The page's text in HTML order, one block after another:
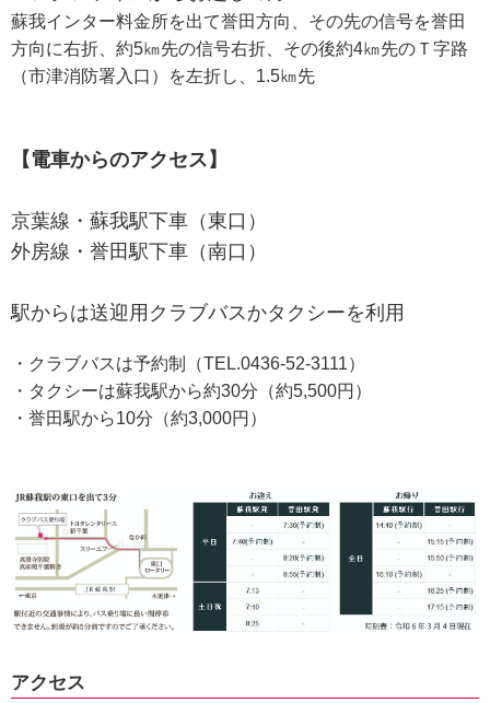
蘇我インター料金所を出て誉田方向、その先の信号を誉田
方向に右折、約5㎞先の信号右折、その後約4㎞先のＴ字路
（市津消防署入口）を左折し、1.5㎞先
【電車からのアクセス】
京葉線・蘇我駅下車（東口）
外房線・誉田駅下車（南口）
駅からは送迎用クラブバスかタクシーを利用
・クラブバスは予約制（TEL.0436-52-3111）
・タクシーは蘇我駅から約30分（約5,500円）
・誉田駅から10分（約3,000円）
アクセス